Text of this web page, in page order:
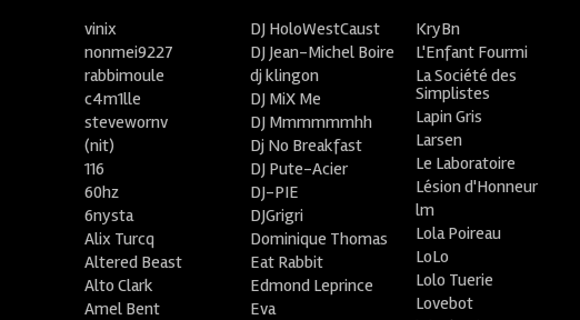
vinix
nonmei9227
rabbimoule
c4m1lle
stevewornv
(nit)
116
60hz
6nysta
Alix Turcq
Altered Beast
Alto Clark
Amel Bent
DJ HoloWestCaust
DJ Jean-Michel Boire
dj klingon
DJ MiX Me
DJ Mmmmmmhh
Dj No Breakfast
DJ Pute-Acier
DJ-PIE
DJGrigri
Dominique Thomas
Eat Rabbit
Edmond Leprince
Eva
KryBn
L'Enfant Fourmi
La Société des
Simplistes
Lapin Gris
Larsen
Le Laboratoire
Lésion d'Honneur
lm
Lola Poireau
LoLo
Lolo Tuerie
Lovebot